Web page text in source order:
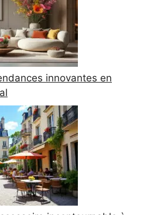
innovantes en